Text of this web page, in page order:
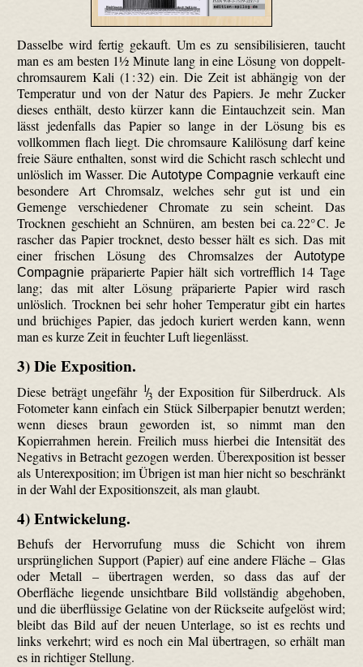
Dasselbe wird fertig gekauft. Um es zu sensibilisieren, taucht
man es am besten 1½ Minute lang in eine Lösung von doppelt-
chrom­saurem Kali (1 : 32) ein. Die Zeit ist abhängig von der
Temperatur und von der Natur des Papiers. Je mehr Zucker
dieses enthält, desto kürzer kann die Eintauchzeit sein. Man
lässt jedenfalls das Papier so lange in der Lösung bis es
vollkommen flach liegt. Die chrom­saure Kali­lösung darf keine
freie Säure enthalten, sonst wird die Schicht rasch schlecht und
unlöslich im Wasser. Die Autotype Compagnieverkauft eine
besondere Art Chromsalz, welches sehr gut ist und ein
Gemenge verschiedener Chromate zu sein scheint. Das
Trocknen geschieht an Schnüren, am besten bei ca. 22° C. Je
rascher das Papier trocknet, desto besser hält es sich. Das mit
einer frischen Lösung des Chromsalzes der
Autotype
Compagnie präparierte Papier hält sich vortrefflich 14 Tage
lang; das mit alter Lösung präparierte Papier wird rasch
unlöslich. Trocknen bei sehr hoher Temperatur gibt ein hartes
und brüchiges Papier, das jedoch kuriert werden kann, wenn
man es kurze Zeit in feuchter Luft liegenlässt.
3) Die Exposition.
Diese beträgt ungefähr 1/3 der Exposition für Silberdruck. Als
Fotometer kann einfach ein Stück Silberpapier benutzt werden;
wenn dieses braun geworden ist, so nimmt man den
Kopierrahmen herein. Freilich muss hierbei die Intensität des
Negativs in Betracht gezogen werden. Überexposition ist besser
als Unterexposition; im Übrigen ist man hier nicht so beschränkt
in der Wahl der Expositionszeit, als man glaubt.
4) Entwickelung.
Behufs der Hervor­rufung muss die Schicht von ihrem
ursprünglichen Support (Papier) auf eine andere Fläche – Glas
oder Metall – übertragen werden, so dass das auf der
Oberfläche liegende unsichtbare Bild vollständig abgehoben,
und die überflüssige Gelatine von der Rückseite aufgelöst wird;
bleibt das Bild auf der neuen Unterlage, so ist es rechts und
links verkehrt; wird es noch ein Mal übertragen, so erhält man
es in richtiger Stellung.